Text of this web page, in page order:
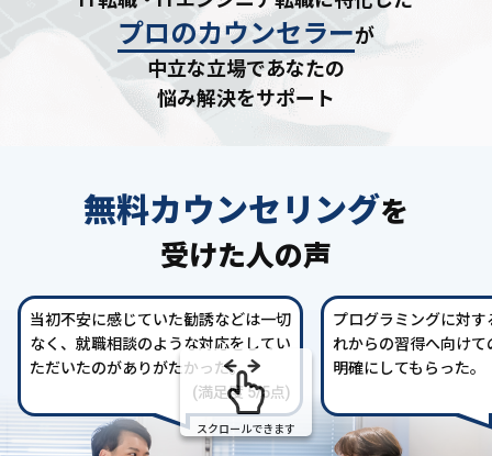
プロのカウンセラーが
中立な立場であなたの
悩み解決をサポート
無料カウンセリングを
受けた人の声
当初不安に感じていた勧誘などは一切
なく、就職相談のような対応をしてい
ただいたのがありがたかった。
(満足度 5/5点)
プログラミングに対
れからの習得へ向け
明確にしてもらった。
スクロールできます